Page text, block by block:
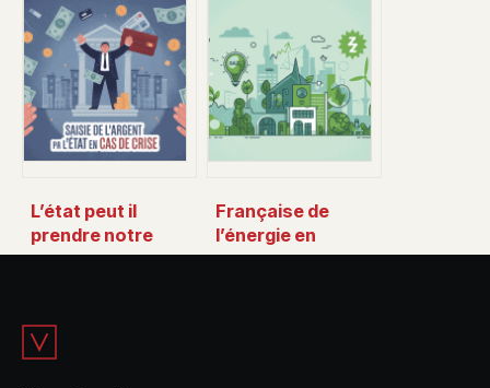
memecoin solana
qui affole le
marché
passage en caisse
: règles et bonnes
pratiques
L’état peut il
prendre notre
argent en cas de
Française de
l’énergie en
bourse : analyse,